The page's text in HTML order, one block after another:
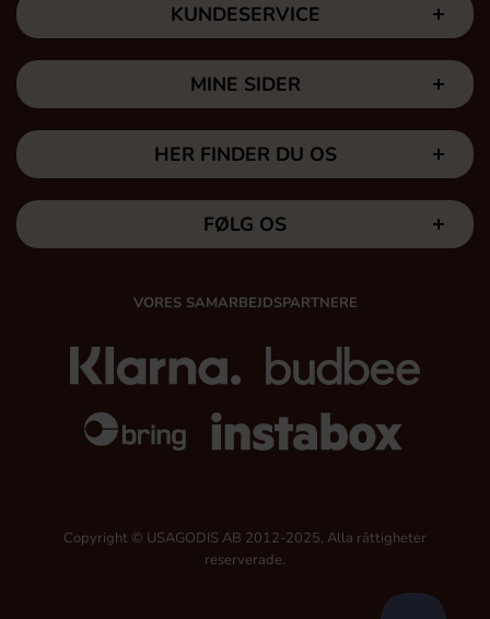
KUNDESERVICE
MINE SIDER
HER FINDER DU OS
FØLG OS
VORES SAMARBEJDSPARTNERE
Copyright © USAGODIS AB 2012-2025, Alla rättigheter
reserverade.